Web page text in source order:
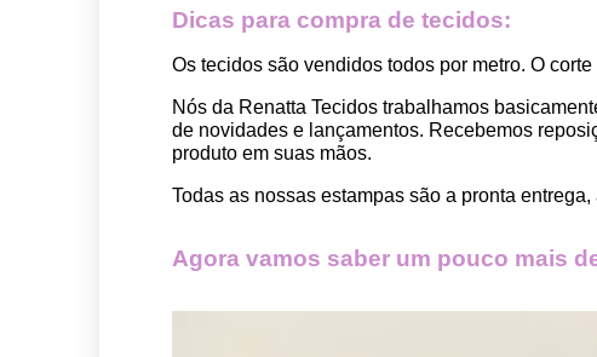
Dicas para compra de tecidos:
Os tecidos são vendidos todos por metro. O
Nós da Renatta Tecidos trabalhamos
de novidades e lançamentos. Recebemos
produto em suas mãos.
Todas as nossas estampas são a pronta
Agora vamos saber um pouco mais